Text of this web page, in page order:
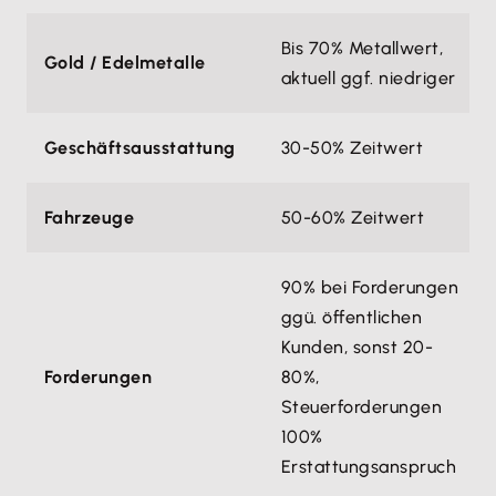
Gold / Edelmetalle
Bis 70% Metallwert,
aktuell ggf. niedriger
Geschäftsausstattung 30-50% Zeitwert
Fahrzeuge 50-60% Zeitwert
Forderungen
90% bei Forderungen
ggü. öffentlichen
Kunden, sonst 20-
80%,
Steuerforderungen
100%
Erstattungsanspruch